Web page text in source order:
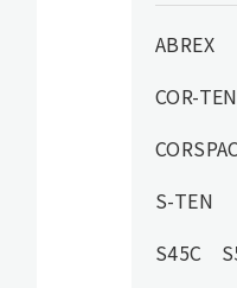
ABREX
COR-TEN
S-TEN
S45C